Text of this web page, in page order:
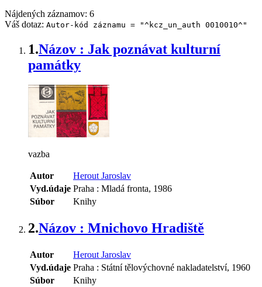
Nájdených záznamov: 6
Váš dotaz: Autor-kód záznamu = "^kcz_un_auth 0010010^"
1.Názov : Jak poznávat kulturní
památky
vazba
Autor
Herout Jaroslav
Vyd.údaje Praha : Mladá fronta, 1986
Súbor
Knihy
2.Názov : Mnichovo Hradiště
Autor
Herout Jaroslav
Vyd.údaje Praha : Státní tělovýchovné nakladatelství, 1960
Súbor
Knihy